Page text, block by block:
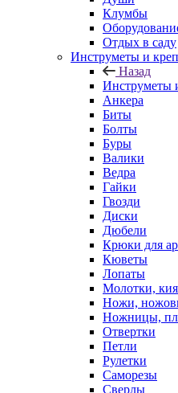
Клумбы
Отдых в саду
Инструметы и
Назад
Инструметы
Анкера
Биты
Болты
Буры
Валики
Ведра
Гайки
Гвозди
Диски
Дюбели
Крюки для
Кюветы
Лопаты
Молотки,
Ножи,
Ножницы,
Отвертки
Петли
Рулетки
Саморезы
Сверлы